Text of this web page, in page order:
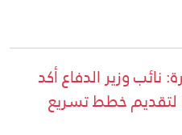
وزير الدفاع أكد
أمامها 21 يوما لتقديم خطط تسريع